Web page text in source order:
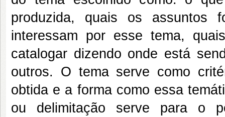
produzida, quais os assuntos
interessam por esse tema,
catalogar dizendo onde está
outros. O tema serve como
obtida e a forma como essa
ou delimitação serve para o